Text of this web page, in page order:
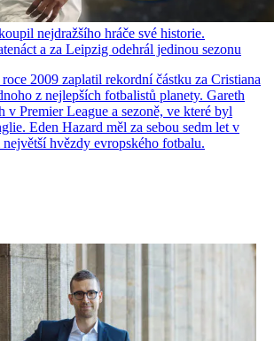
nejdražšího hráče své historie.
a za Leipzig odehrál jedinou sezonu
2009 zaplatil rekordní částku za Cristiana
z nejlepších fotbalistů planety. Gareth
v Premier League a sezoně, ve které byl
Eden Hazard měl za sebou sedm let v
hvězdy evropského fotbalu.